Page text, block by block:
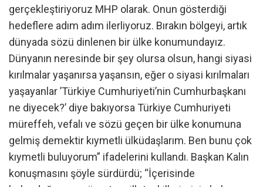
gerçekleştiriyoruz MHP olarak. Onun gösterdiği
hedeflere adım adım ilerliyoruz. Bırakın bölgeyi, artık
dünyada sözü dinlenen bir ülke konumundayız.
Dünyanın neresinde bir şey olursa olsun, hangi siyasi
kırılmalar yaşanırsa yaşansın, eğer o siyasi kırılmaları
yaşayanlar ’Türkiye Cumhuriyeti’nin Cumhurbaşkanı
ne diyecek?’ diye bakıyorsa Türkiye Cumhuriyeti
müreffeh, vefalı ve sözü geçen bir ülke konumuna
gelmiş demektir kıymetli ülküdaşlarım. Ben bunu çok
kıymetli buluyorum” ifadelerini kullandı. Başkan Kalın
konuşmasını şöyle sürdürdü; “İçerisinde